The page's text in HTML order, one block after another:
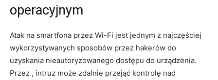
operacyjnym
Atak na smartfona przez Wi-Fi jest jednym z najczęściej
wykorzystywanych sposobów przez hakerów do
uzyskania nieautoryzowanego dostępu do urządzenia.
Przez , intruz może zdalnie przejąć kontrolę nad